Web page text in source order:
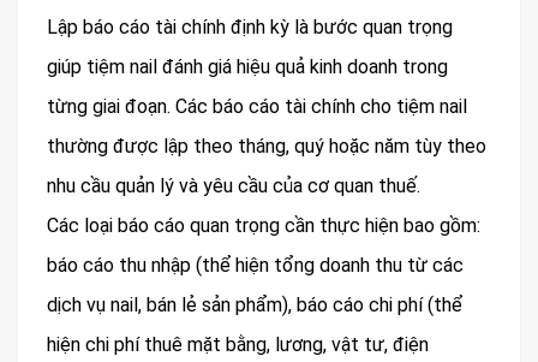
Lập báo cáo tài chính định kỳ là bước quan trọng
giúp tiệm nail đánh giá hiệu quả kinh doanh trong
từng giai đoạn. Các báo cáo tài chính cho tiệm nail
thường được lập theo tháng, quý hoặc năm tùy theo
nhu cầu quản lý và yêu cầu của cơ quan thuế.
Các loại báo cáo quan trọng cần thực hiện bao gồm:
báo cáo thu nhập (thể hiện tổng doanh thu từ các
dịch vụ nail, bán lẻ sản phẩm), báo cáo chi phí (thể
hiện chi phí thuê mặt bằng, lương, vật tư, điện